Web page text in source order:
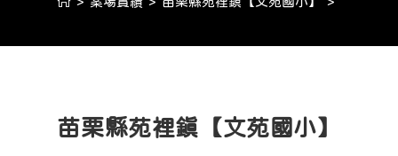
苗栗縣苑裡鎮【文苑國小】